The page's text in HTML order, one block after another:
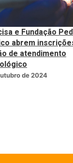
e Fundação
abrem
de atendimento
de 2024